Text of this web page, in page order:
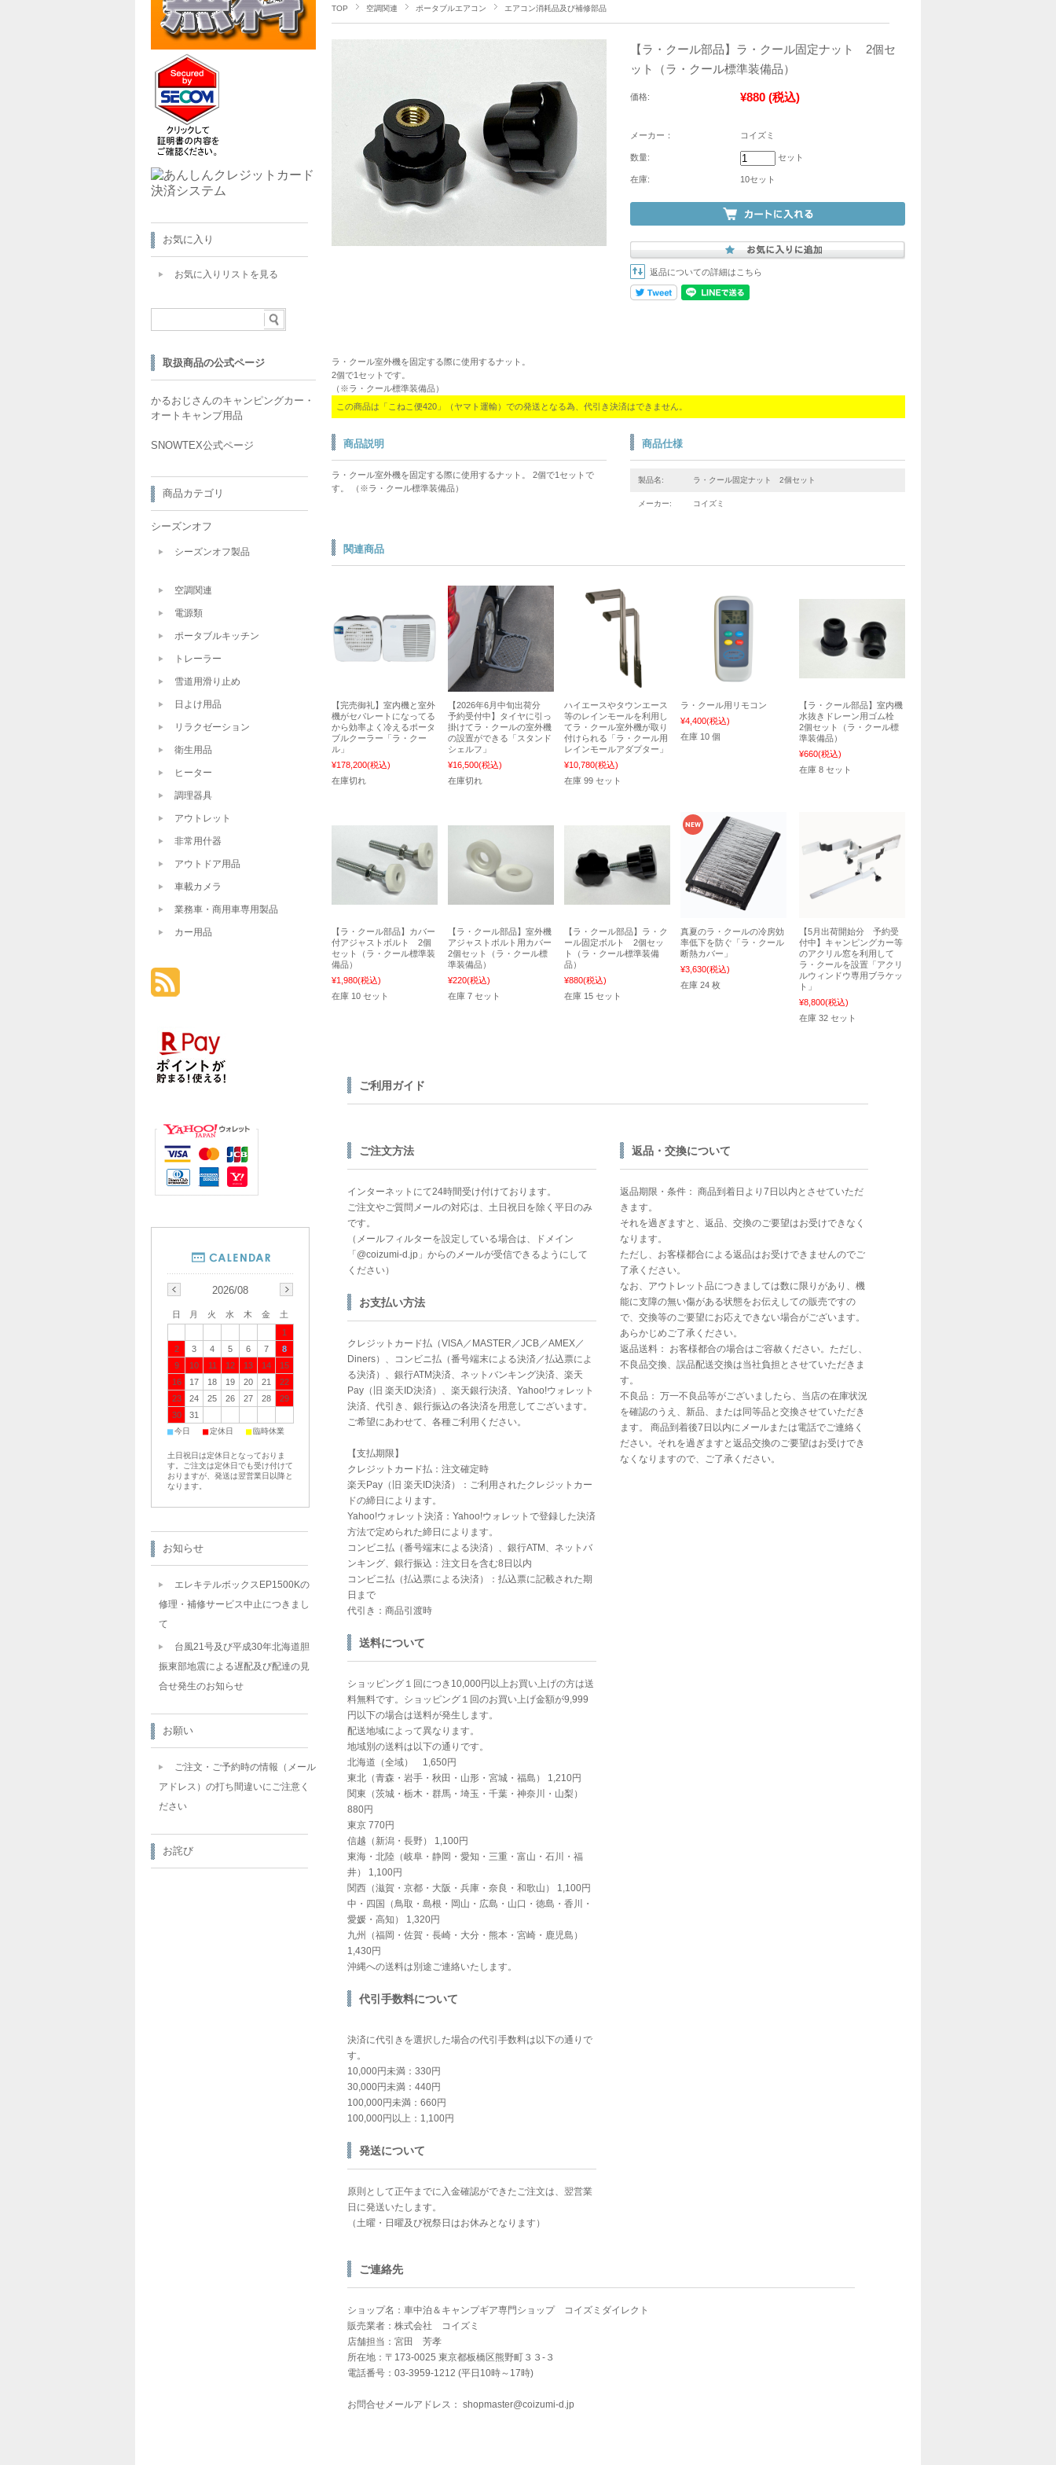
TOP 空調関連 ポータブルエアコン エアコン消耗品及び補修部品
【ラ・クール部品】ラ・クール固定ナット 2個セ
ット（ラ・クール標準装備品）
価格: ¥880 (税込)
メーカー： コイズミ
数量: セット
在庫: 10セット
返品についての詳細はこちら
ラ・クール室外機を固定する際に使用するナット。
2個で1セットです。
（※ラ・クール標準装備品）
この商品は「こねこ便420」（ヤマト運輸）での発送となる為、代引き決済はできません。
商品説明
ラ・クール室外機を固定する際に使用するナット。 2個で1セットで
す。 （※ラ・クール標準装備品）
商品仕様
製品名: ラ・クール固定ナット 2個セット
メーカー: コイズミ
関連商品
【完売御礼】室内機と室外
機がセパレートになってる
から効率よく冷えるポータ
ブルクーラー「ラ・クー
ル」
¥178,200(税込)
在庫切れ
【2026年6月中旬出荷分
予約受付中】タイヤに引っ
掛けてラ・クールの室外機
の設置ができる「スタンド
シェルフ」
¥16,500(税込)
在庫切れ
ハイエースやタウンエース
等のレインモールを利用し
てラ・クール室外機が取り
付けられる「ラ・クール用
レインモールアダプター」
¥10,780(税込)
在庫 99 セット
ラ・クール用リモコン
¥4,400(税込)
在庫 10 個
【ラ・クール部品】室内機
水抜きドレーン用ゴム栓
2個セット（ラ・クール標
準装備品）
¥660(税込)
在庫 8 セット
【ラ・クール部品】カバー
付アジャストボルト 2個
セット（ラ・クール標準装
備品）
¥1,980(税込)
在庫 10 セット
【ラ・クール部品】室外機
アジャストボルト用カバー
2個セット（ラ・クール標
準装備品）
¥220(税込)
在庫 7 セット
【ラ・クール部品】ラ・ク
ール固定ボルト 2個セッ
ト（ラ・クール標準装備
品）
¥880(税込)
在庫 15 セット
真夏のラ・クールの冷房効
率低下を防ぐ「ラ・クール
断熱カバー」
¥3,630(税込)
在庫 24 枚
【5月出荷開始分 予約受
付中】キャンピングカー等
のアクリル窓を利用して
ラ・クールを設置「アクリ
ルウィンドウ専用ブラケッ
ト」
¥8,800(税込)
在庫 32 セット
ご利用ガイド
ご注文方法
インターネットにて24時間受け付けております。
ご注文やご質問メールの対応は、土日祝日を除く平日のみ
です。
（メールフィルターを設定している場合は、ドメイン
「@coizumi-d.jp」からのメールが受信できるようにして
ください）
お支払い方法
クレジットカード払（VISA／MASTER／JCB／AMEX／
Diners）、コンビニ払（番号端末による決済／払込票によ
る決済）、銀行ATM決済、ネットバンキング決済、楽天
Pay（旧 楽天ID決済）、楽天銀行決済、Yahoo!ウォレット
決済、代引き、銀行振込の各決済を用意してございます。
ご希望にあわせて、各種ご利用ください。
【支払期限】
クレジットカード払：注文確定時
楽天Pay（旧 楽天ID決済）：ご利用されたクレジットカー
ドの締日によります。
Yahoo!ウォレット決済：Yahoo!ウォレットで登録した決済
方法で定められた締日によります。
コンビニ払（番号端末による決済）、銀行ATM、ネットバ
ンキング、銀行振込：注文日を含む8日以内
コンビニ払（払込票による決済）：払込票に記載された期
日まで
代引き：商品引渡時
送料について
ショッピング１回につき10,000円以上お買い上げの方は送
料無料です。ショッピング１回のお買い上げ金額が9,999
円以下の場合は送料が発生します。
配送地域によって異なります。
地域別の送料は以下の通りです。
北海道（全域） 1,650円
東北（青森・岩手・秋田・山形・宮城・福島） 1,210円
関東（茨城・栃木・群馬・埼玉・千葉・神奈川・山梨）
880円
東京 770円
信越（新潟・長野） 1,100円
東海・北陸（岐阜・静岡・愛知・三重・富山・石川・福
井） 1,100円
関西（滋賀・京都・大阪・兵庫・奈良・和歌山） 1,100円
中・四国（鳥取・島根・岡山・広島・山口・徳島・香川・
愛媛・高知） 1,320円
九州（福岡・佐賀・長崎・大分・熊本・宮崎・鹿児島）
1,430円
沖縄への送料は別途ご連絡いたします。
代引手数料について
決済に代引きを選択した場合の代引手数料は以下の通りで
す。
10,000円未満：330円
30,000円未満：440円
100,000円未満：660円
100,000円以上：1,100円
発送について
原則として正午までに入金確認ができたご注文は、翌営業
日に発送いたします。
（土曜・日曜及び祝祭日はお休みとなります）
返品・交換について
返品期限・条件： 商品到着日より7日以内とさせていただ
きます。
それを過ぎますと、返品、交換のご要望はお受けできなく
なります。
ただし、お客様都合による返品はお受けできませんのでご
了承ください。
なお、アウトレット品につきましては数に限りがあり、機
能に支障の無い傷がある状態をお伝えしての販売ですの
で、交換等のご要望にお応えできない場合がございます。
あらかじめご了承ください。
返品送料： お客様都合の場合はご容赦ください。ただし、
不良品交換、誤品配送交換は当社負担とさせていただきま
す。
不良品： 万一不良品等がございましたら、当店の在庫状況
を確認のうえ、新品、または同等品と交換させていただき
ます。 商品到着後7日以内にメールまたは電話でご連絡く
ださい。それを過ぎますと返品交換のご要望はお受けでき
なくなりますので、ご了承ください。
ご連絡先
ショップ名：車中泊＆キャンプギア専門ショップ コイズミダイレクト
販売業者：株式会社 コイズミ
店舗担当：宮田 芳孝
所在地：〒173-0025 東京都板橋区熊野町３３-３
電話番号：03-3959-1212 (平日10時～17時)
お問合せメールアドレス： shopmaster@coizumi-d.jp
お気に入り
お気に入りリストを見る
取扱商品の公式ページ
かるおじさんのキャンピングカー・
オートキャンプ用品
SNOWTEX公式ページ
商品カテゴリ
シーズンオフ
シーズンオフ製品
空調関連
電源類
ポータブルキッチン
トレーラー
雪道用滑り止め
日よけ用品
リラクゼーション
衛生用品
ヒーター
調理器具
アウトレット
非常用什器
アウトドア用品
車載カメラ
業務車・商用車専用製品
カー用品
2026/08
日 月 火 水 木 金
土
1
2
3 4 5 6 7
8
9
10 11 12 13 14
15
16
17 18 19 20 21
22
23
24 25 26 27 28
29
30
31
■今日 ■定休日 ■臨時休業
土日祝日は定休日となっておりま
す。ご注文は定休日でも受け付けて
おりますが、発送は翌営業日以降と
なります。
お知らせ
エレキテルボックスEP1500Kの
修理・補修サービス中止につきまし
て
台風21号及び平成30年北海道胆
振東部地震による遅配及び配達の見
合せ発生のお知らせ
お願い
ご注文・ご予約時の情報（メール
アドレス）の打ち間違いにご注意く
ださい
お詫び